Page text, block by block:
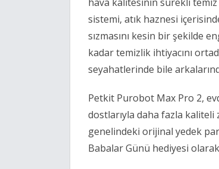
sistemi, atık haznesi
sızmasını kesin bir şekilde
kadar temizlik ihtiyacını
seyahatlerinde bile
Petkit Purobot Max Pro 2,
dostlarıyla daha fazla kaliteli
genelindeki orijinal yedek
Babalar Günü hediyesi olarak